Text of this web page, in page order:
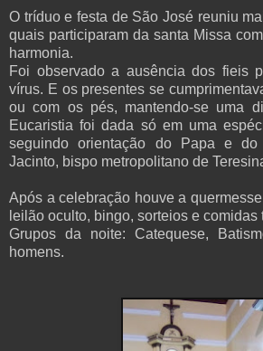
O tríduo e festa de São José reuniu
quais participaram da santa Missa
harmonia.
Foi observado a ausência dos fieis
vírus. E os presentes se
ou com os pés, mantendo-se uma
Eucaristia foi dada só em uma
seguindo orientação do Papa e
Jacinto, bispo metropolitano de
Após a celebração houve a
leilão oculto, bingo, sorteios e comidas
Grupos da noite: Catequese,
homens.